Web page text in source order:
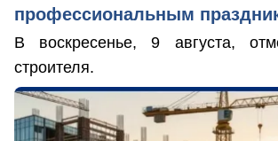
профессиональным
В воскресенье, 9 августа,
строителя.